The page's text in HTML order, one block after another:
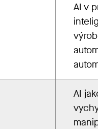
AI v
AI